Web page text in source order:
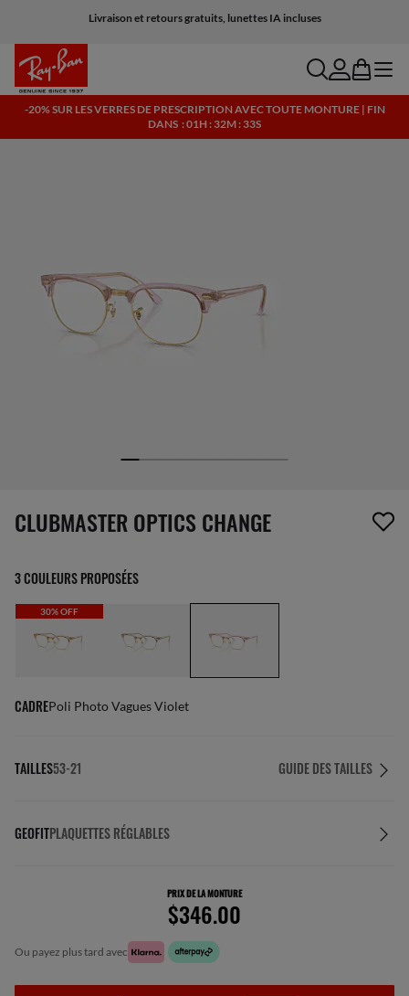
Livraison et retours gratuits, lunettes IA incluses
searchaccount
bag menu
-20% SUR LES VERRES DE PRESCRIPTION AVEC TOUTE MONTURE | FIN
DANS : 01H : 32M : 32S
1 article a été retiré de votre liste de souhaits
CLUBMASTER OPTICS CHANGE
3 COULEURS PROPOSÉES
30% OFF
CADREPoli Photo Vagues Violet
TAILLES53-21 GUIDE DES TAILLES
GEOFITPLAQUETTES RÉGLABLES
PRIX DE LA MONTURE
$346.00
ou payez plus tard avec